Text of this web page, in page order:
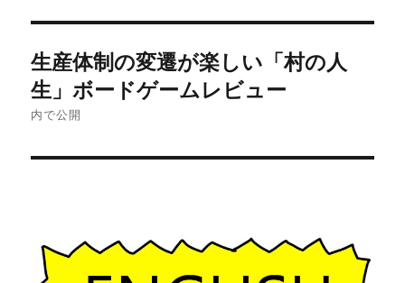
稿
ナ
ビ
シ
生産体制の変遷が楽しい「村の人
生」ボードゲームレビュー
内で公開